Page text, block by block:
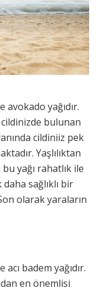
yağıdır.
bulunan
cildiniiz pek
Yaşlılıktan
yağı rahatlık ile
sağlıklı bir
olarak yaraların
badem yağıdır.
en önemlisi